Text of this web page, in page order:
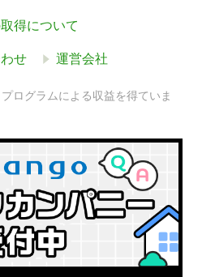
得について
せ 運営会社
ログラムによる収益を得ていま